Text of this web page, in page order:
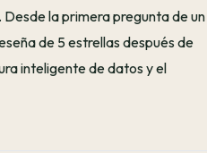
. Desde la primera pregunta de un
de 5 estrellas después de
inteligente de datos y el